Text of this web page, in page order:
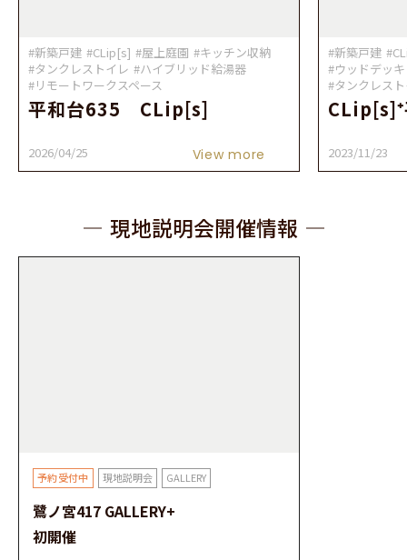
#新築戸建 #CLip[s] #屋上庭園 #キッチン収納
#タンクレストイレ #ハイブリッド給湯器
#リモートワークスペース
平和台635 CLip[s]
2026/04/25 View more
#新築戸建
#ウッドデッキ
#タンクレス
2023/11/23
現地説明会開催情報
現地説明会 GALLERY
鷺ノ宮417 GALLERY+
初開催